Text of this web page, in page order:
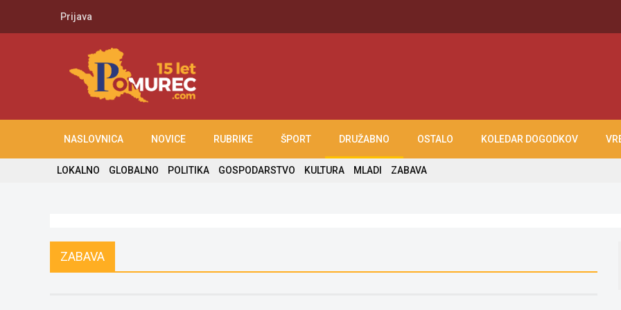
Prijava
NASLOVNICA NOVICE RUBRIKE ŠPORT DRUŽABNO OSTALO KOLEDAR DOGODKOV
LOKALNO GLOBALNO POLITIKA GOSPODARSTVO KULTURA MLADI ZABAVA
ZABAVA